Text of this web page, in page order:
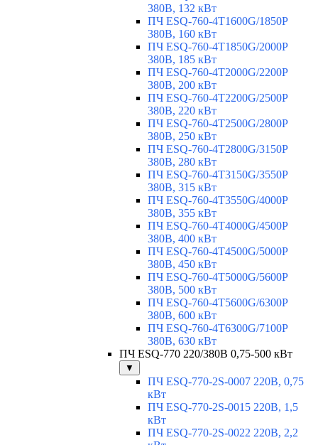
380В, 132 кВт
ПЧ ESQ-760-4T1600G/1850P
380В, 160 кВт
ПЧ ESQ-760-4T1850G/2000P
380В, 185 кВт
ПЧ ESQ-760-4T2000G/2200P
380В, 200 кВт
ПЧ ESQ-760-4T2200G/2500P
380В, 220 кВт
ПЧ ESQ-760-4T2500G/2800P
380В, 250 кВт
ПЧ ESQ-760-4T2800G/3150P
380В, 280 кВт
ПЧ ESQ-760-4T3150G/3550P
380В, 315 кВт
ПЧ ESQ-760-4T3550G/4000P
380В, 355 кВт
ПЧ ESQ-760-4T4000G/4500P
380В, 400 кВт
ПЧ ESQ-760-4T4500G/5000P
380В, 450 кВт
ПЧ ESQ-760-4T5000G/5600P
380В, 500 кВт
ПЧ ESQ-760-4T5600G/6300P
380В, 600 кВт
ПЧ ESQ-760-4T6300G/7100P
380В, 630 кВт
ПЧ ESQ-770 220/380В 0,75-500 кВт
▼
ПЧ ESQ-770-2S-0007 220В, 0,75
кВт
ПЧ ESQ-770-2S-0015 220В, 1,5
кВт
ПЧ ESQ-770-2S-0022 220В, 2,2